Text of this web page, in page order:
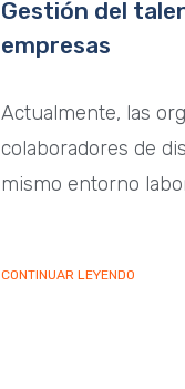
Gestión del
empresas
Actualmente, las
colaboradores de
mismo entorno
CONTINUAR LEYENDO